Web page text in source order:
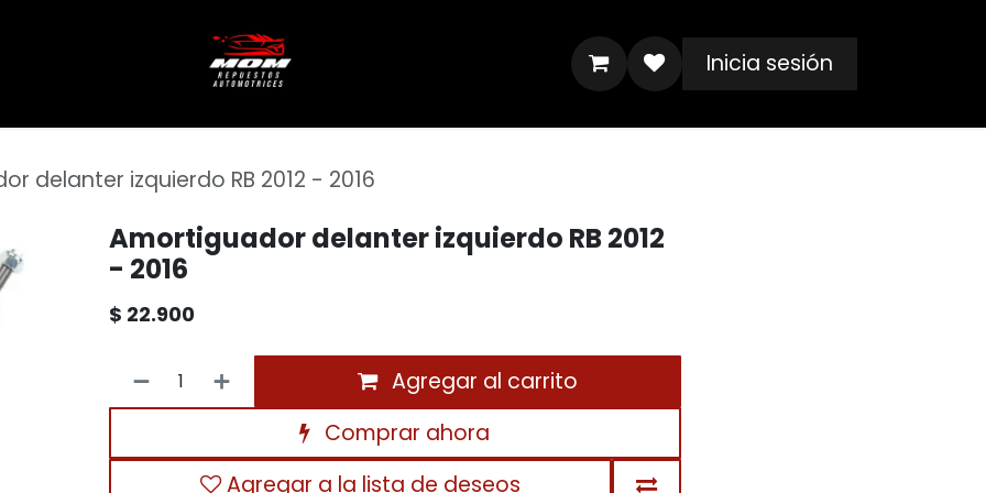
Inicia sesión
delanter izquierdo RB 2012 - 2016
Amortiguador delanter izquierdo RB 2012
- 2016
$ 22.900
Agregar al carrito
Comprar ahora
Agregar a la lista de deseos